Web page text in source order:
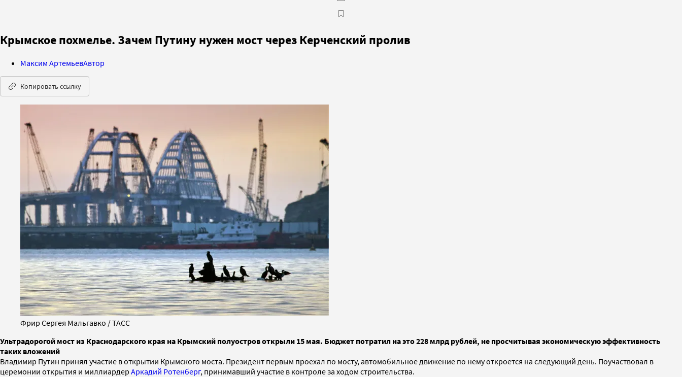
Крымское похмелье. Зачем Путину нужен мост через Керченский пролив
Максим АртемьевАвтор
Копировать ссылку
Фрир Сергея Мальгавко / ТАСС
Ультрадорогой мост из Краснодарского края на Крымский полуостров открыли 15 мая. Бюджет потратил на это 228 млрд рублей, не просчитывая экономическую эффективность
таких вложений
Владимир Путин принял участие в открытии Крымского моста. Президент первым проехал по мосту, автомобильное движение по нему откроется на следующий день. Поучаствовал в
церемонии открытия и миллиардер Аркадий Ротенберг, принимавший участие в контроле за ходом строительства.